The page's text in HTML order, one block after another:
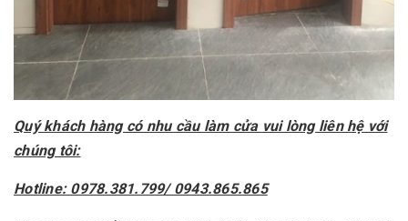
Quý khách hàng có nhu cầu làm cửa vui lòng liên hệ với
chúng tôi:
Hotline: 0978.381.799/ 0943.865.865